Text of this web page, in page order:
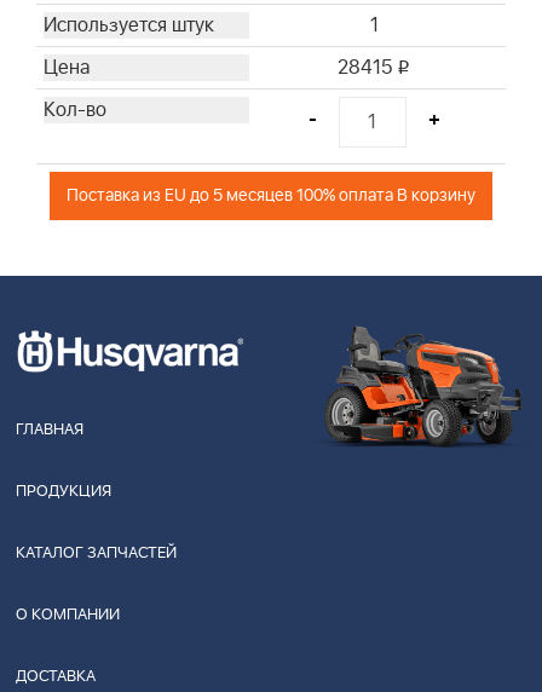
1
28415 i
- +
Поставка из EU до 5 месяцев 100% оплата В корзину
ГЛАВНАЯ
ПРОДУКЦИЯ
КАТАЛОГ ЗАПЧАСТЕЙ
О КОМПАНИИ
ДОСТАВКА